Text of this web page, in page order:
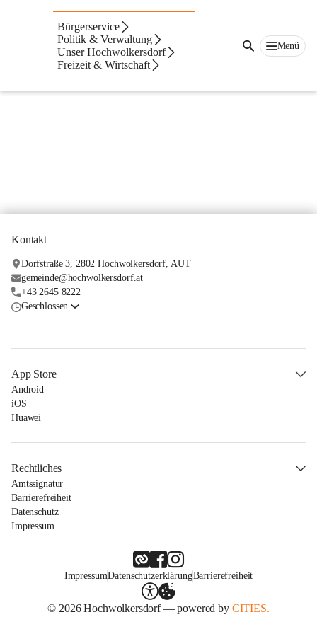
Bürgerservice
Politik & Verwaltung
Unser Hochwolkersdorf
Freizeit & Wirtschaft
Menü
Zivilschutztipp
Zivilschutztipp des Monats
Kontakt
Dorfstraße 3, 2802 Hochwolkersdorf, AUT
gemeinde@hochwolkersdorf.at
+43 2645 8222
Geschlossen
App Store
Android
iOS
Huawei
Rechtliches
Amtssignatur
Barrierefreiheit
Datenschutz
Impressum
ImpressumDatenschutzerklärungBarrierefreiheit
© 2026 Hochwolkersdorf — powered by CITIES.